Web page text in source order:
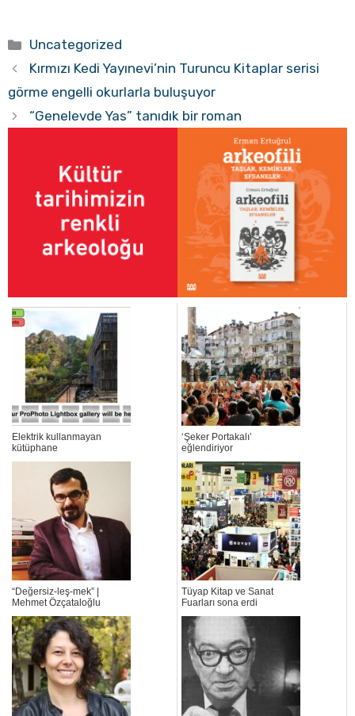
Kategoriler
Uncategorized
Kırmızı Kedi Yayınevi’nin Turuncu Kitaplar serisi
görme engelli okurlarla buluşuyor
“Genelevde Yas” tanıdık bir roman
Elektrik kullanmayan
kütüphane
‘Şeker Portakalı’
eğlendiriyor
“Değersiz-leş-mek” |
Mehmet Özçataloğlu
Tüyap Kitap ve Sanat
Fuarları sona erdi